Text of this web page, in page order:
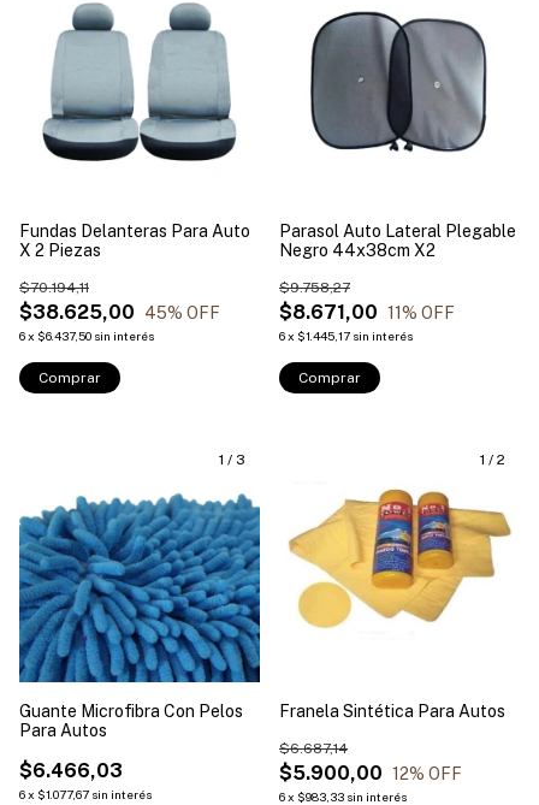
Fundas Delanteras Para Auto
X 2 Piezas
$38.625,00
$70.194,11
45% OFF
6x $6.437,50 sin interés
Comprar
Parasol Auto Lateral Plegable
Negro 44x38cm X2
$8.671,00
$9.758,27
11% OFF
6x $1.445,17 sin interés
1 / 3
Guante Microfibra Con Pelos
Para Autos
$6.466,03
6x $1.077,67 sin interés
1 / 2
Franela Sintética Para Autos
$5.900,00
$6.687,14
12% OFF
6x $983,33 sin interés